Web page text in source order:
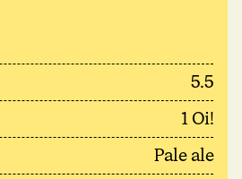
5.5
1 Oi!
Pale ale